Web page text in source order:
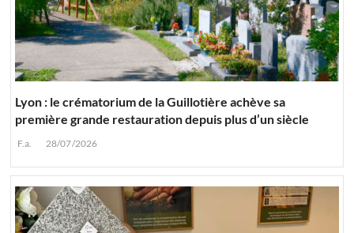
Lyon : le crématorium de la Guillotière achève sa
première grande restauration depuis plus d’un siècle
F.a. 28/07/2026